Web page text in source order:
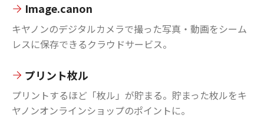
Image.canon
キヤノンのデジタルカメラで撮った写真・動画をシーム
レスに保存できるクラウドサービス。
プリント枚ル
プリントするほど「枚ル」が貯まる。貯まった枚ルをキ
ヤノンオンラインショップのポイントに。